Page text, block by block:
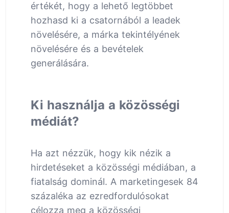
értékét, hogy a lehető legtöbbet
hozhasd ki a csatornából a leadek
növelésére, a márka tekintélyének
növelésére és a bevételek
generálására.
Ki használja a közösségi
médiát?
Ha azt nézzük, hogy kik nézik a
hirdetéseket a közösségi médiában, a
fiatalság dominál. A marketingesek 84
százaléka az ezredfordulósokat
célozza meg a közösségi